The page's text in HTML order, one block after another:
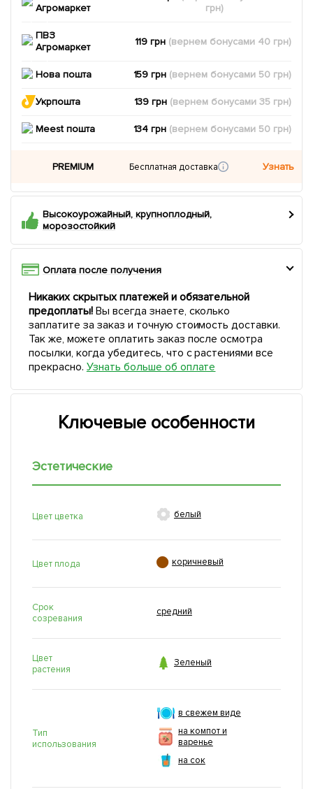
Агромаркет
грн)
ПВЗ
Агромаркет
119 грн (вернем бонусами 40 грн)
Нова пошта 159 грн (вернем бонусами 50 грн)
Укрпошта 139 грн (вернем бонусами35 грн)
Meest пошта 134 грн (вернем бонусами 50 грн)
PREMIUM Бесплатная доставка Узнать
Высокоурожайный, крупноплодный,
морозостойкий
Оплата после получения
Никаких скрытых платежей и обязательной
предоплаты!Вы всегда знаете, сколько
заплатите за заказ и точную стоимость доставки.
Так же, можете оплатить заказ после осмотра
посылки, когда убедитесь, что с растениями все
прекрасно. Узнать больше об оплате
Ключевые особенности
Эстетические
Цвет цветка  белый
Цвет плода  коричневый
Срок
созревания
средний
Цвет
растения
 Зеленый
Тип
использования
в свежем виде
на компот и
варенье
на сок